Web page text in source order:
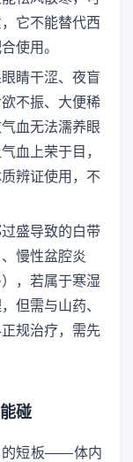
它不能替代西
使用。
眼睛干涩、夜盲
不振、大便稀
血无法濡养眼
血上荣于目，
辨证使用，不
盛导致的白带
慢性盆腔炎
，若属于寒湿
但需与山药、
规治疗，需先
碰
的短板——体内